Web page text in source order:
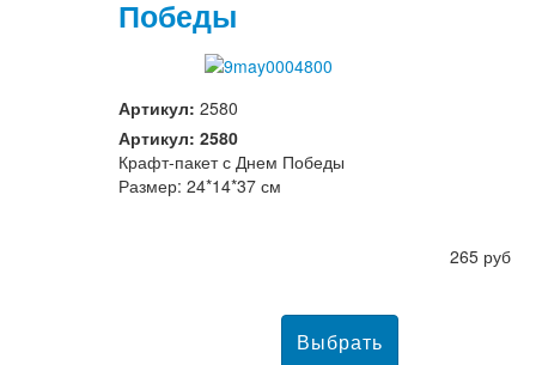
Победы
Артикул: 2580
Артикул: 2580
Крафт-пакет с Днем Победы
Размер: 24*14*37 см
265 руб